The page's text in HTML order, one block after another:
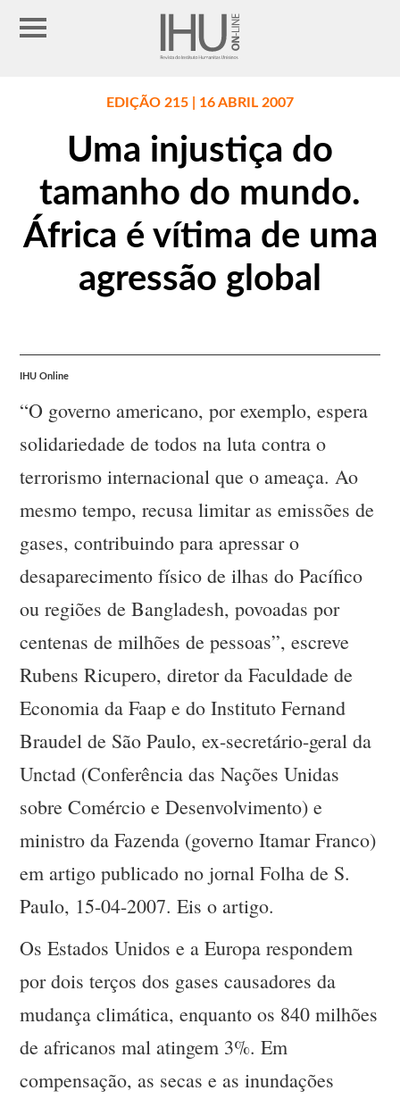
EDIÇÃO 215 | 16 ABRIL 2007
Uma injustiça do
tamanho do mundo.
África é vítima de uma
agressão global
IHU Online
“O governo americano, por exemplo, espera
solidariedade de todos na luta contra o
terrorismo internacional que o ameaça. Ao
mesmo tempo, recusa limitar as emissões de
gases, contribuindo para apressar o
desaparecimento físico de ilhas do Pacífico
ou regiões de Bangladesh, povoadas por
centenas de milhões de pessoas”, escreve
Rubens Ricupero, diretor da Faculdade de
Economia da Faap e do Instituto Fernand
Braudel de São Paulo, ex-secretário-geral da
Unctad (Conferência das Nações Unidas
sobre Comércio e Desenvolvimento) e
ministro da Fazenda (governo Itamar Franco)
em artigo publicado no jornal Folha de S.
Paulo, 15-04-2007. Eis o artigo.
Os Estados Unidos e a Europa respondem
por dois terços dos gases causadores da
mudança climática, enquanto os 840 milhões
de africanos mal atingem 3%. Em
compensação, as secas e as inundações